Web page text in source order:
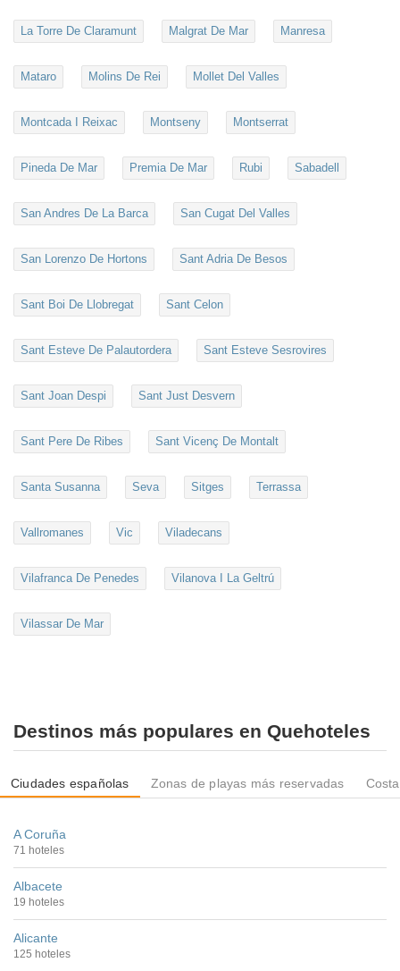
La Torre De Claramunt Malgrat De Mar Manresa
Mataro Molins De Rei Mollet Del Valles
Montcada I Reixac Montseny Montserrat
Pineda De Mar Premia De Mar Rubi Sabadell
San Andres De La Barca San Cugat Del Valles
San Lorenzo De Hortons Sant Adria De Besos
Sant Boi De Llobregat Sant Celon
Sant Esteve De Palautordera Sant Esteve Sesrovires
Sant Joan Despi Sant Just Desvern
Sant Pere De Ribes Sant Vicenç De Montalt
Santa Susanna Seva Sitges Terrassa
Vallromanes Vic Viladecans
Vilafranca De Penedes Vilanova I La Geltrú
Vilassar De Mar
Destinos más populares en Quehoteles
Ciudades españolas Zonas de playas más reservadas
A Coruña
71 hoteles
Albacete
19 hoteles
Alicante
125 hoteles